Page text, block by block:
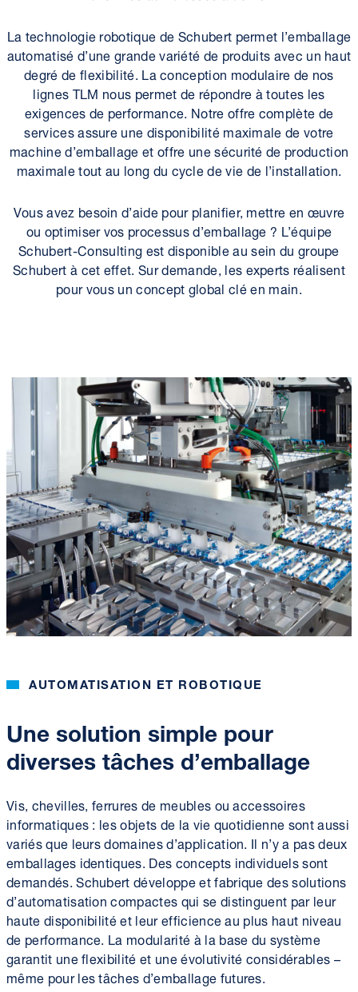
La technologie robotique de Schubert permet l’emballage
automatisé d’une grande variété de produits avec un haut
degré de flexibilité. La conception modulaire de nos
lignes TLM nous permet de répondre à toutes les
exigences de performance. Notre offre complète de
services assure une disponibilité maximale de votre
machine d’emballage et offre une sécurité de production
maximale tout au long du cycle de vie de l’installation.
Vous avez besoin d’aide pour planifier, mettre en œuvre
ou optimiser vos processus d’emballage ? L’équipe
Schubert-Consulting est disponible au sein du groupe
Schubert à cet effet. Sur demande, les experts réalisent
pour vous un concept global clé en main.
AUTOMATISATION ET ROBOTIQUE
Une solution simple pour
diverses tâches d’emballage
Vis, chevilles, ferrures de meubles ou accessoires
informatiques : les objets de la vie quotidienne sont aussi
variés que leurs domaines d’application. Il n’y a pas deux
emballages identiques. Des concepts individuels sont
demandés. Schubert développe et fabrique des solutions
d’automatisation compactes qui se distinguent par leur
haute disponibilité et leur efficience au plus haut niveau
de performance. La modularité à la base du système
garantit une flexibilité et une évolutivité considérables –
même pour les tâches d’emballage futures.